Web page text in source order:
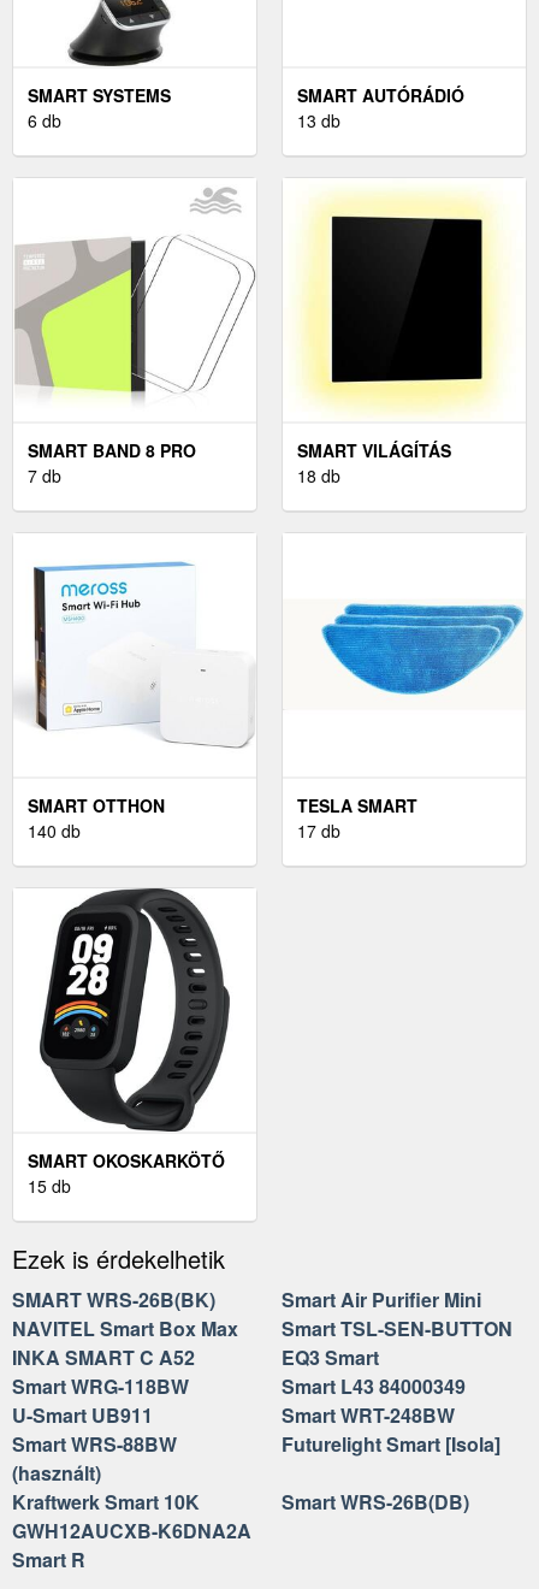
SMART SYSTEMS
6 db
SMART AUTÓRÁDIÓ
13 db
SMART BAND 8 PRO
7 db
SMART VILÁGÍTÁS
18 db
SMART OTTHON
140 db
TESLA SMART
17 db
SMART OKOSKARKÖTŐ
15 db
Ezek is érdekelhetik
SMART WRS-26B(BK)
Smart Air Purifier Mini
NAVITEL Smart Box Max
Smart TSL-SEN-BUTTON
INKA SMART C A52
EQ3 Smart
Smart WRG-118BW
Smart L43 84000349
U-Smart UB911
Smart WRT-248BW
Smart WRS-88BW
(használt)
Futurelight Smart [Isola]
Kraftwerk Smart 10K
Smart WRS-26B(DB)
GWH12AUCXB-K6DNA2A
Smart R